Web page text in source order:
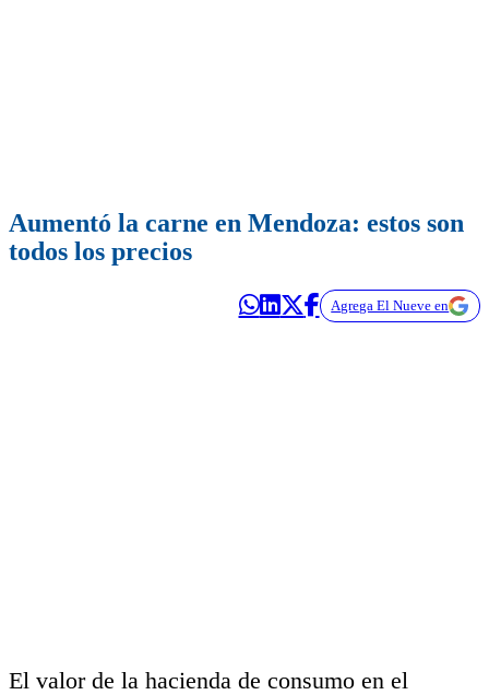
Aumentó la carne en Mendoza: estos son
todos los precios
Agrega El Nueve en
El valor de la hacienda de consumo en el